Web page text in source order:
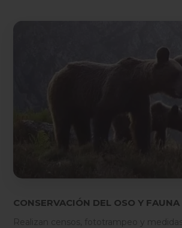
CONSERVACIÓN DEL OSO Y FAUNA
Realizan censos, fototrampeo y